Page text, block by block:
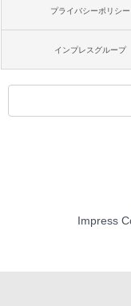
プライバシーポリシー
インプレスグループ
Impress